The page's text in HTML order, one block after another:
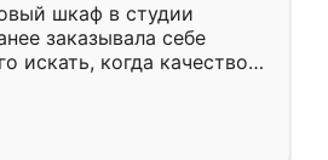
шкаф в студии
заказывала себе
искать, когда качеством
Служит кухня уже почти
нет.